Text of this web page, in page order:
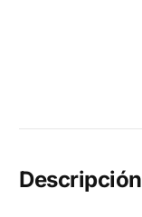
Descripción